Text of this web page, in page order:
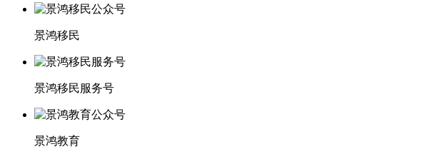
景鸿移民
景鸿移民服务号
景鸿教育